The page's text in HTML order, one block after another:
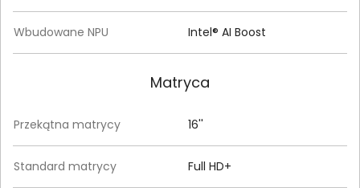
Wbudowane NPU Intel® AI Boost
Matryca
Przekątna matrycy 16''
Standard matrycy Full HD+